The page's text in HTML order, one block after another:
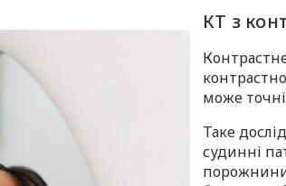
КТ з
може
Таке
судинні